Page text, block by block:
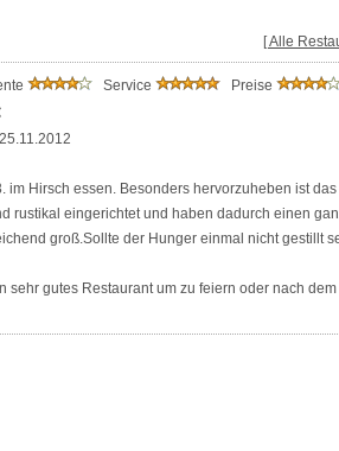
[ Alle
Service Preise
im Hirsch essen. Besonders hervorzuheben ist
rustikal eingerichtet und haben dadurch einen
groß.Sollte der Hunger einmal nicht gestillt
sehr gutes Restaurant um zu feiern oder nach